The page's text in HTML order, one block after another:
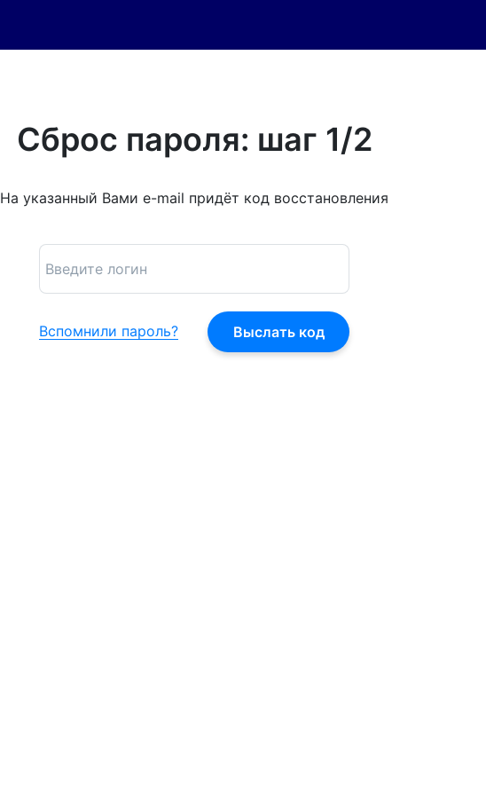
Сброс пароля: шаг 1/2
На указанный Вами e-mail придёт код восстановления
Вспомнили пароль?